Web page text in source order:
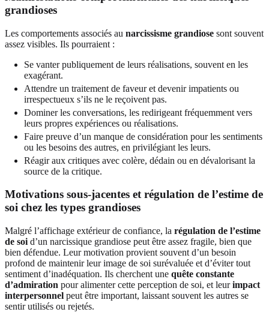
grandioses
Les comportements associés au narcissisme grandiose sont souvent
assez visibles. Ils pourraient :
Se vanter publiquement de leurs réalisations, souvent en les
exagérant.
Attendre un traitement de faveur et devenir impatients ou
irrespectueux s’ils ne le reçoivent pas.
Dominer les conversations, les redirigeant fréquemment vers
leurs propres expériences ou réalisations.
Faire preuve d’un manque de considération pour les sentiments
ou les besoins des autres, en privilégiant les leurs.
Réagir aux critiques avec colère, dédain ou en dévalorisant la
source de la critique.
Motivations sous-jacentes et régulation de l’estime de
soi chez les types grandioses
Malgré l’affichage extérieur de confiance, la régulation de l’estime
de soi d’un narcissique grandiose peut être assez fragile, bien que
bien défendue. Leur motivation provient souvent d’un besoin
profond de maintenir leur image de soi surévaluée et d’éviter tout
sentiment d’inadéquation. Ils cherchent une quête constante
d’admiration pour alimenter cette perception de soi, et leurimpact
interpersonnel peut être important, laissant souvent les autres se
sentir utilisés ou rejetés.